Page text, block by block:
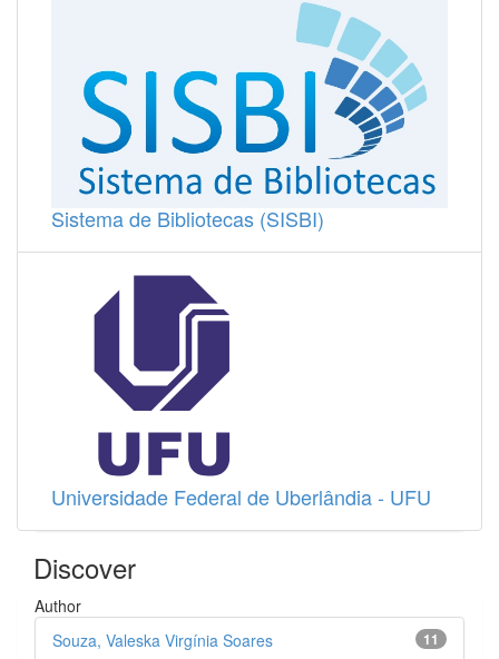
Sistema de Bibliotecas (SISBI)
Universidade Federal de Uberlândia - UFU
Discover
Author
11
Souza, Valeska Virgínia Soares